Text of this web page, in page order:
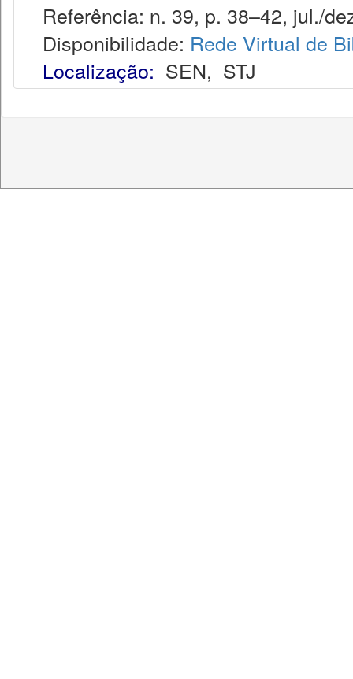
Referência: n. 39, p. 38–42, jul./
Disponibilidade: Rede Virtual de
Localização: SEN, STJ